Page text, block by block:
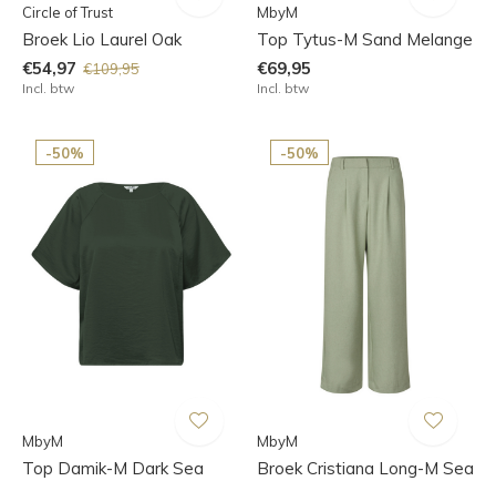
Circle of Trust
Broek Lio Laurel Oak
€54,97 €109,95
Incl. btw
MbyM
Top Tytus-M Sand Melange
€69,95
Incl. btw
-50%
MbyM
Top Damik-M Dark Sea
-50%
MbyM
Broek Cristiana Long-M Sea